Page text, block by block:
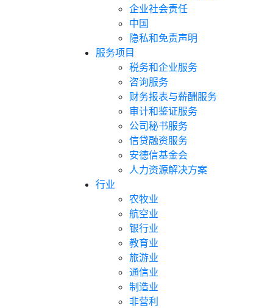
企业社会责任
中国
隐私和免责声明
服务项目
税务和企业服务
咨询服务
财务报表与薪酬服务
审计和鉴证服务
公司秘书服务
信贷融资服务
安德信基金会
人力资源解决方案
行业
农牧业
航空业
银行业
教育业
旅游业
通信业
制造业
非营利